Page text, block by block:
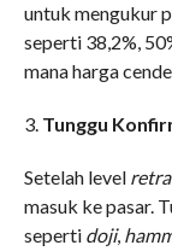
untuk mengukur
seperti 38,2%,
mana harga
3. Tunggu
Setelah level
masuk ke pasar.
seperti doji,